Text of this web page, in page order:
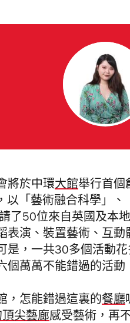
將於中環大館舉行首個
，以「藝術融合科學」
了50位來自英國及本
表演、裝置藝術、互
是，一共30多個活動
個萬萬不能錯過的活動
，怎能錯過這裏的餐廳
頂尖藝廊感受藝術，再